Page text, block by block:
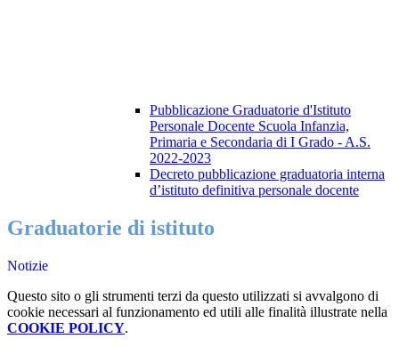
Pubblicazione Graduatorie d'Istituto
Personale Docente Scuola Infanzia,
Primaria e Secondaria di I Grado - A.S.
2022-2023
Decreto pubblicazione graduatoria interna
d’istituto definitiva personale docente
Graduatorie di istituto
Notizie
Questo sito o gli strumenti terzi da questo utilizzati si avvalgono di
cookie necessari al funzionamento ed utili alle finalità illustrate nella
COOKIE POLICY.